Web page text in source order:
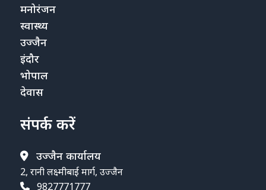
मनोरंजन
स्वास्थ्य
उज्जैन
इंदौर
भोपाल
देवास
संपर्क करें
उज्जैन कार्यालय
2, रानी लक्ष्मीबाई मार्ग, उज्जैन
9827771777